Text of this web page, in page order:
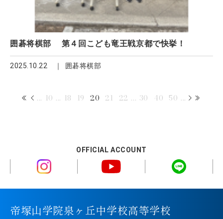
囲碁将棋部 第４回こども竜王戦京都で快挙！
2025.10.22 囲碁将棋部
... 10 ... 18 19 20 21 22 ... 30 40 50 ...
OFFICIAL ACCOUNT
帝塚山学院泉ヶ丘中学校高等学校